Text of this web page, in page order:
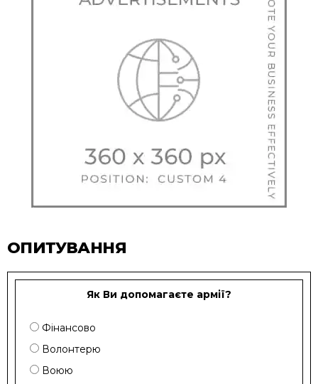
ОПИТУВАННЯ
Як Ви допомагаєте армії?
Фінансово
Волонтерю
Воюю